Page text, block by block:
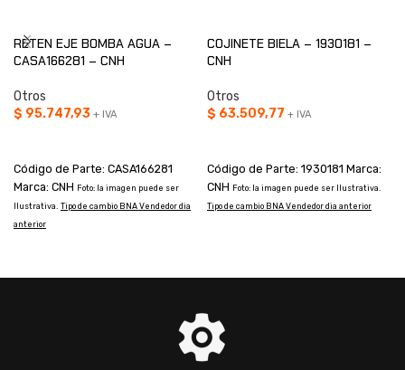
RETEN EJE BOMBA AGUA –
CASA166281 – CNH
Otros
$ 95.747,93 + IVA
Código de Parte: CASA166281
Marca: CNH Foto: la imagen puede ser
Ilustrativa. Tipo de cambio BNA Vendedor dia
anterior
COJINETE BIELA – 1930181 –
CNH
Otros
$ 63.509,77 + IVA
Código de Parte: 1930181 Marca:
CNH Foto: la imagen puede ser Ilustrativa.
Tipo de cambio BNA Vendedor dia anterior